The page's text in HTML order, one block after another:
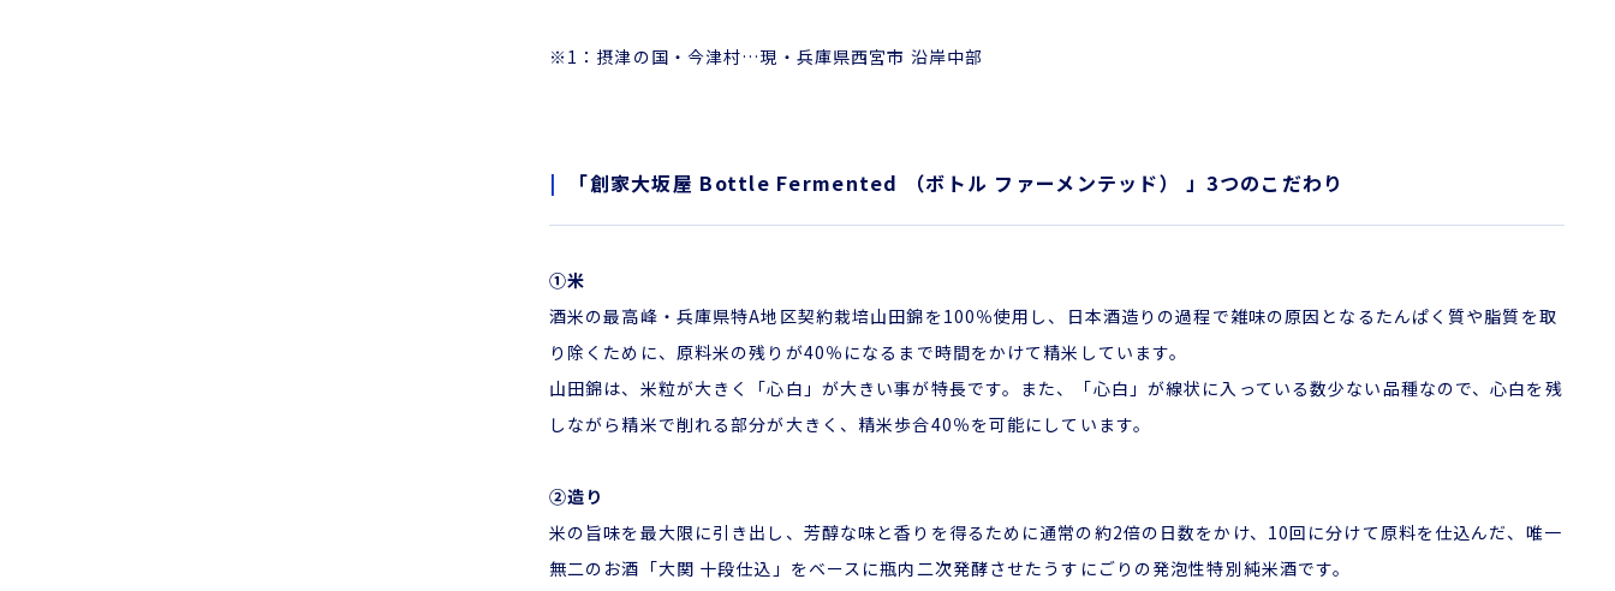
※1：摂津の国・今津村…現・兵庫県西宮市 沿岸中部
「創家大坂屋 Bottle Fermented （ボトル ファーメンテッド） 」3つのこだわり
①米
酒米の最高峰・兵庫県特A地区契約栽培山田錦を100％使用し、日本酒造りの過程で雑味の原因となるたんぱく質や脂質を取
り除くために、原料米の残りが40％になるまで時間をかけて精米しています。
山田錦は、米粒が大きく「心白」が大きい事が特長です。また、「心白」が線状に入っている数少ない品種なので、心白を残
しながら精米で削れる部分が大きく、精米歩合40％を可能にしています。
②造り
米の旨味を最大限に引き出し、芳醇な味と香りを得るために通常の約2倍の日数をかけ、10回に分けて原料を仕込んだ、唯一
無二のお酒「大関 十段仕込」をベースに瓶内二次発酵させたうすにごりの発泡性特別純米酒です。